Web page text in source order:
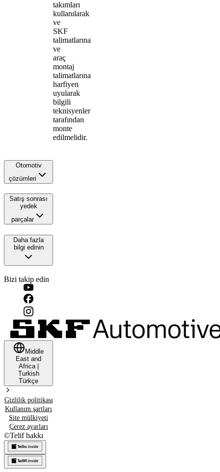
takımları
kullanılarak
ve
SKF
talimatlarına
ve
araç
montaj
talimatlarına
harfiyen
uyularak
bilgili
teknisyenler
tarafından
monte
edilmelidir.
Otomotiv
çözümleri
Satış sonrası
yedek
parçalar
Daha fazla
bilgi edinin
Bizi takip edin
Middle
East and
Africa|
Turkish
Türkçe
Gizlilik politikası
Kullanım şartları
Site mülkiyeti
Çerez ayarları
©Telif hakkı